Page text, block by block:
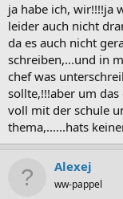
ja habe ich, wir!!!!ja
leider auch nicht
da es auch nicht
schreiben,...und in
chef was
sollte,!!!aber um das
voll mit der schule
thema,......hats
Alexej
ww-pappel